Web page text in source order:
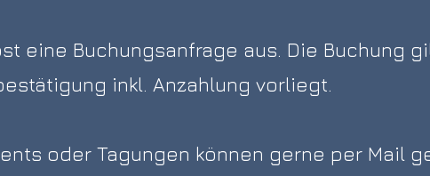
eine Buchungsanfrage aus. Die Buchung
inkl. Anzahlung vorliegt.
oder Tagungen können gerne per Mail